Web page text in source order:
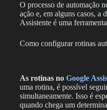
O processo de automação
ação e, em alguns casos, a
Assistente é uma
Como configurar rotinas
As rotinas no Google
uma rotina, é possível
simultaneamente. Isso é
quando chega um